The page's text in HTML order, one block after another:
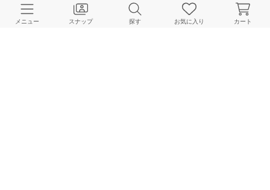
CUSTOMER SERVICE
メニュー スナップ 探す お気に入り カート